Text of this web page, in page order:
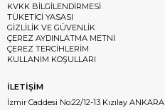
KVKK BİLGİLENDİRMESİ
TÜKETİCİ YASASI
GİZLİLİK VE GÜVENLİK
ÇEREZ AYDINLATMA METNİ
ÇEREZ TERCİHLERİM
KULLANIM KOŞULLARI
İLETİŞİM
İzmir Caddesi No:22/12-13 Kızılay ANKARA